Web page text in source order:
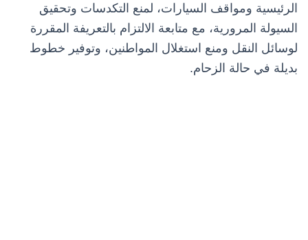
الرئيسية ومواقف السيارات، لمنع التكدسات وتحقيق
السيولة المرورية، مع متابعة الالتزام بالتعريفة المقررة
لوسائل النقل ومنع استغلال المواطنين، وتوفير خطوط
بديلة في حالة الزحام.